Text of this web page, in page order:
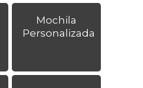
Mochila
Personalizada